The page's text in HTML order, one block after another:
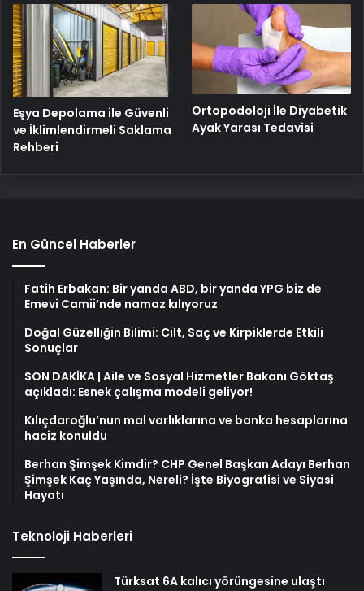
Eşya Depolama ile Güvenli
ve İklimlendirmeli Saklama
Rehberi
Ortopodoloji İle Diyabetik
Ayak Yarası Tedavisi
En Güncel Haberler
Fatih Erbakan: Bir yanda ABD, bir yanda YPG biz de
Emevi Camii’nde namaz kılıyoruz
Doğal Güzelliğin Bilimi: Cilt, Saç ve Kirpiklerde Etkili
Sonuçlar
SON DAKİKA | Aile ve Sosyal Hizmetler Bakanı Göktaş
açıkladı: Esnek çalışma modeli geliyor!
Kılıçdaroğlu’nun mal varlıklarına ve banka hesaplarına
haciz konuldu
Berhan Şimşek Kimdir? CHP Genel Başkan Adayı Berhan
Şimşek Kaç Yaşında, Nereli? İşte Biyografisi ve Siyasi
Hayatı
Teknoloji Haberleri
Türksat 6A kalıcı yörüngesine ulaştı